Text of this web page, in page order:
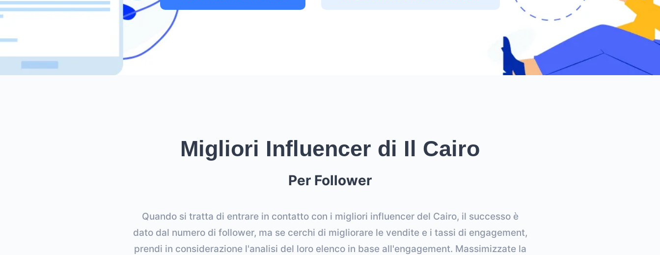
Migliori Influencer di Il Cairo
Per Follower
Quando si tratta di entrare in contatto con i migliori influencer del Cairo, il successo è
dato dal numero di follower, ma se cerchi di migliorare le vendite e i tassi di engagement,
prendi in considerazione l'analisi del loro elenco in base all'engagement. Massimizzate la